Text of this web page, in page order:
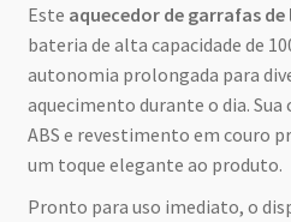
Este aquecedor de garrafas de
bateria de alta capacidade de
autonomia prolongada para
aquecimento durante o dia.
ABS e revestimento em couro
um toque elegante ao produto.
Pronto para uso imediato, o